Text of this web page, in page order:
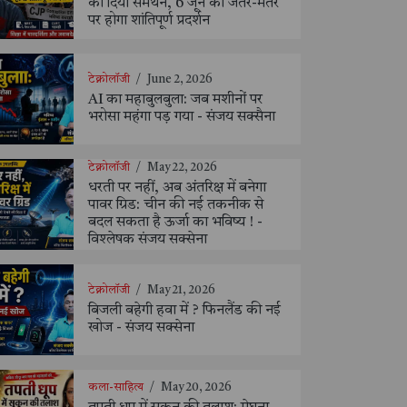
को दिया समर्थन, 6 जून को जंतर-मंतर
पर होगा शांतिपूर्ण प्रदर्शन
टेक्नोलॉजी / June 2, 2026
AI का महाबुलबुला: जब मशीनों पर
भरोसा महंगा पड़ गया - संजय सक्सैना
टेक्नोलॉजी / May 22, 2026
धरती पर नहीं, अब अंतरिक्ष में बनेगा
पावर ग्रिड: चीन की नई तकनीक से
बदल सकता है ऊर्जा का भविष्य ! -
विश्लेषक संजय सक्सेना
टेक्नोलॉजी / May 21, 2026
बिजली बहेगी हवा में ? फिनलैंड की नई
खोज - संजय सक्सेना
कला-साहित्य / May 20, 2026